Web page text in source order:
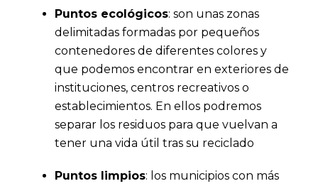
Puntos ecológicos: son unas zonas
delimitadas formadas por pequeños
contenedores de diferentes colores y
que podemos encontrar en exteriores de
instituciones, centros recreativos o
establecimientos. En ellos podremos
separar los residuos para que vuelvan a
tener una vida útil tras su reciclado
Puntos limpios: los municipios con más